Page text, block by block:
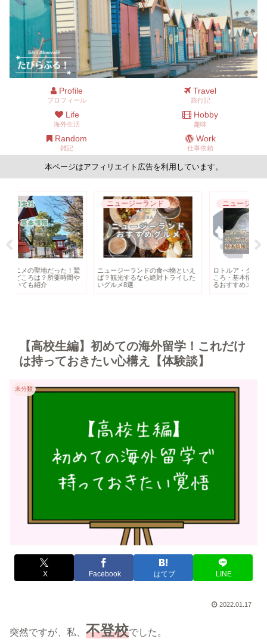
Profile
プロフィール
Travel
旅行記
Life
海外生活
Hobby
趣味
Random
雑記
Work
仕事依頼
本ページはアフィリエイト広告を利用しています。
ニュージーランド
ニュージーランドの食べ物といえ
ば？観光するなら絶対トライした
いグルメ8選
ニュージーランド
ロトルア・クイラウパークの見ど
ころ・基本情報｜無料で観光でき
【高校生編】初めての海外留学！これだけ
は持っておきたい心構え【体験談】
未分類
X Facebook はてブ LINE
2022.01.17
突然ですが、私、 不登校でした。